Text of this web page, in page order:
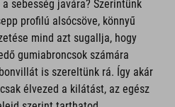
sebesség javára? Szerintünk
profilú alsócsöve, könnyű
mind azt sugallja, hogy
gumiabroncsok számára
is szereltünk rá. Így akár
élvezed a kilátást, az egész